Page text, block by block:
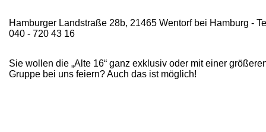
Hamburger Landstraße 28b, 21465 Wentorf bei Hamburg -
040 - 720 43 16
Sie wollen die „Alte 16“ ganz exklusiv oder mit einer
Gruppe bei uns feiern? Auch das ist möglich!